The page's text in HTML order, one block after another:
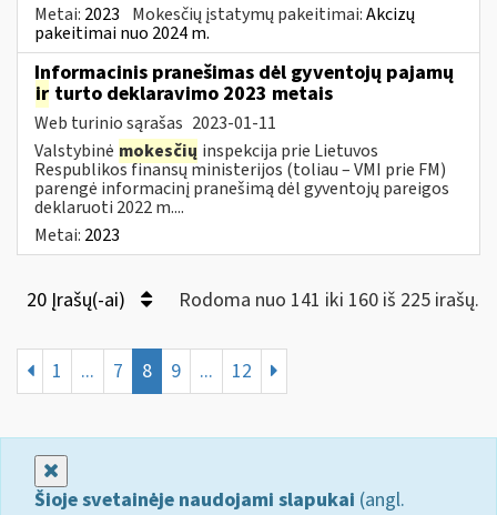
Metai: 2023 Mokesčių įstatymų pakeitimai:Akcizų
pakeitimai nuo 2024 m.
Informacinis pranešimas dėl gyventojų pajamų
ir turto deklaravimo 2023 metais
Web turinio sąrašas 2023-01-11
Valstybinė mokesčių inspekcija prie Lietuvos
Respublikos finansų ministerijos (toliau – VMI prie FM)
parengė informacinį pranešimą dėl gyventojų pareigos
deklaruoti 2022 m....
Metai: 2023
20 Įrašų(-ai) Rodoma nuo 141 iki 160 iš 225 irašų.
1 ... 7 8 9 ... 12
Šioje svetainėje naudojami slapukai (angl.